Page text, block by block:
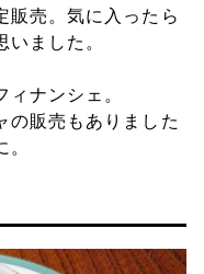
販売。気に入ったら
ました。
ナンシェ。
の販売もありました